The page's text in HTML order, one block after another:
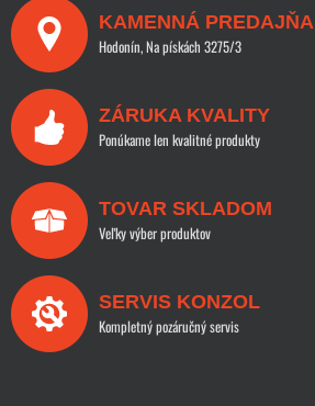
KAMENNÁ PREDAJŇA
Hodonín, Na pískách 3275/3
ZÁRUKA KVALITY
Ponúkame len kvalitné produkty
TOVAR SKLADOM
Veľky výber produktov
SERVIS KONZOL
Kompletný pozáručný servis